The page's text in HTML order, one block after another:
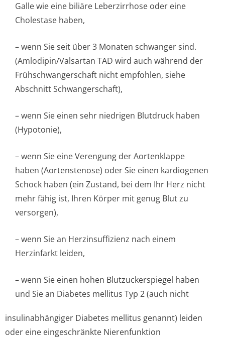
Galle wie eine biliäre Leberzirrhose oder eine
Cholestase haben,
– wenn Sie seit über 3 Monaten schwanger sind.
(Amlodipin/Val­sartan TAD wird auch während der
Frühschwangerschaft nicht empfohlen, siehe
Abschnitt Schwangerschaft),
– wenn Sie einen sehr niedrigen Blutdruck haben
(Hypotonie),
– wenn Sie eine Verengung der Aortenklappe
haben (Aortenstenose) oder Sie einen kardiogenen
Schock haben (ein Zustand, bei dem Ihr Herz nicht
mehr fähig ist, Ihren Körper mit genug Blut zu
versorgen),
– wenn Sie an Herzinsuffizienz nach einem
Herzinfarkt leiden,
– wenn Sie einen hohen Blutzuckerspiegel haben
und Sie an Diabetes mellitus Typ 2 (auch nicht
insulinabhängiger Diabetes mellitus genannt) leiden
oder eine eingeschränkte Nierenfunktion